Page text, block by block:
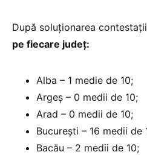
După soluționarea
pe fiecare județ:
Alba – 1 medie de 10;
Argeș – 0 medii de 10;
Arad – 0 medii de 10;
București – 16 medii de
Bacău – 2 medii de 10;